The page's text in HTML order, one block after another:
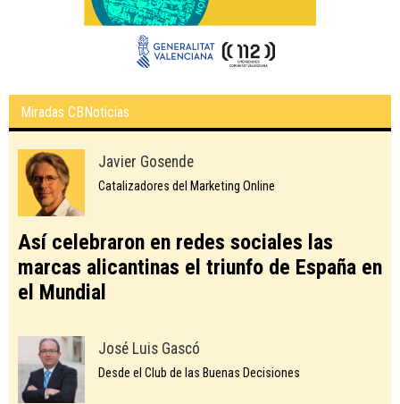
Miradas CBNoticias
Javier Gosende
Catalizadores del Marketing Online
Así celebraron en redes sociales las
marcas alicantinas el triunfo de España en
el Mundial
José Luis Gascó
Desde el Club de las Buenas Decisiones